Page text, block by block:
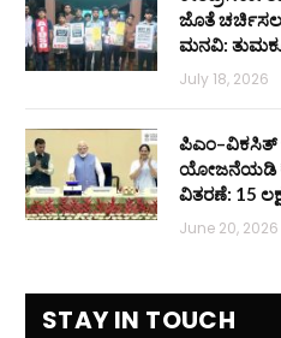
ಜೊತೆ
ಮನವಿ:
July 18, 2026
ಯೋಜನೆಯಡಿ
ವಿತರಣೆ: 15
June 20, 2026
STAY IN TOUCH